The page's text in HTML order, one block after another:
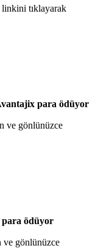
tıklayarak
para ödüyor
ve gönlünüzce
para ödüyor
ve gönlünüzce